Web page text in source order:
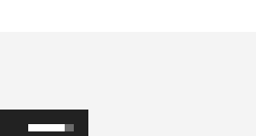
Pfeiltasten